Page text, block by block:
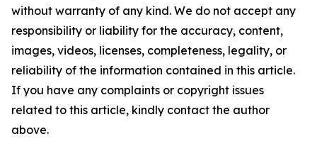
without warranty of any kind. We do not accept any
responsibility or liability for the accuracy, content,
images, videos, licenses, completeness, legality, or
reliability of the information contained in this article.
If you have any complaints or copyright issues
related to this article, kindly contact the author
above.